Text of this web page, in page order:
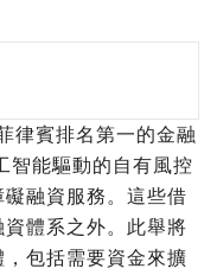
律賓排名第一的金融
智能驅動的自有風控
融資服務。這些借
體系之外。此舉將
包括需要資金來擴